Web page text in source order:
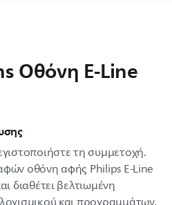
Οθόνη E-Line
τη συμμετοχή.
οθόνη αφής Philips E-Line
διαθέτει βελτιωμένη